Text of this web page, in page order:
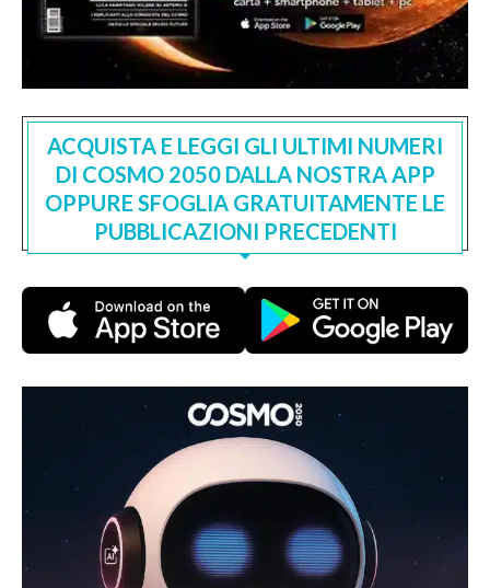
ACQUISTA E LEGGI GLI ULTIMI NUMERI
DI COSMO 2050 DALLA NOSTRA APP
OPPURE SFOGLIA GRATUITAMENTE LE
PUBBLICAZIONI PRECEDENTI